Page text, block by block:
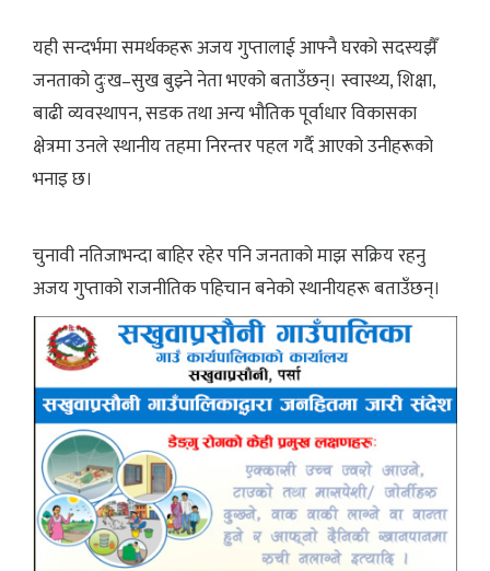
यही सन्दर्भमा समर्थकहरू अजय गुप्तालाई आफ्नै घरको सदस्यझैँ
जनताको दुःख–सुख बुझ्ने नेता भएको बताउँछन्। स्वास्थ्य, शिक्षा,
बाढी व्यवस्थापन, सडक तथा अन्य भौतिक पूर्वाधार विकासका
क्षेत्रमा उनले स्थानीय तहमा निरन्तर पहल गर्दै आएको उनीहरूको
भनाइ छ।
चुनावी नतिजाभन्दा बाहिर रहेर पनि जनताको माझ सक्रिय रहनु
अजय गुप्ताको राजनीतिक पहिचान बनेको स्थानीयहरू बताउँछन्।